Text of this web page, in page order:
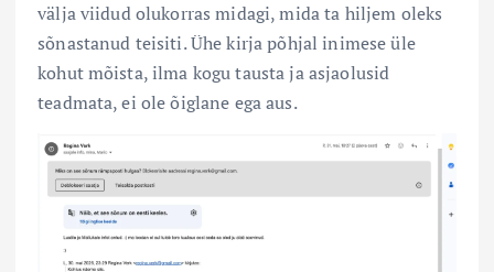
välja viidud olukorras midagi, mida ta hiljem oleks
sõnastanud teisiti. Ühe kirja põhjal inimese üle
kohut mõista, ilma kogu tausta ja asjaolusid
teadmata, ei ole õiglane ega aus.